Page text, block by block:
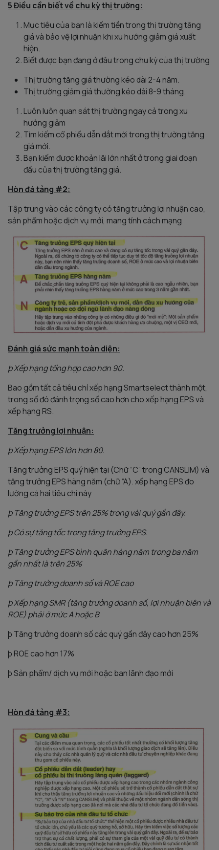
5 Điều cần biết về chu kỳ thị trường:
Mục tiêu của bạn là kiếm tiền trong thị trường tăng
giá và bảo vệ lợi nhuận khi xu hướng giảm giá xuất
hiện.
Biết được bạn đang ở đâu trong chu kỳ của thị trường
Thị trường tăng giá thường kéo dài 2-4 năm.
Thị trường giảm giá thường kéo dài 8-9 tháng.
Luôn luôn quan sát thị trường ngay cả trong xu
hướng giảm
Tìm kiếm cổ phiếu dẫn dắt mới trong thị trường tăng
giá mới.
Bạn kiếm được khoản lãi lớn nhất ở trong giai đoạn
đầu của thị trường tăng giá.
Hòn đá tảng #2:
Tập trung vào các công ty có tăng trưởng lợi nhuận cao,
sản phẩm hoặc dịch vụ mới, mang tính cách mạng
Đánh giá sức mạnh toàn diện:
þXếp hạng tổng hợp cao hơn 90.
Bao gồm tất cả tiêu chí xếp hạng Smartselect thành một,
trong số đó đánh trọng số cao hơn cho xếp hạng EPS và
xếp hạng RS.
Tăng trưởng lợi nhuận:
þXếp hạng EPS lớn hơn 80.
Tăng trưởng EPS quý hiện tại (Chữ “C” trong CANSLIM) và
tăng trưởng EPS hàng năm (chữ “A). xếp hạng EPS đo
lường cả hai tiêu chí này
þTăng trưởng EPS trên 25% trong vài quý gần đây.
þCó sự tăng tốc trong tăng trưởng EPS.
þTăng trưởng EPS bình quân hàng năm trong ba năm
gần nhất là trên 25%
þTăng trưởng doanh số và ROE cao
þXếp hạng SMR (tăng trưởng doanh số, lợi nhuận biên và
ROE) phải ở mức A hoặc B
þ Tăng trưởng doanh số các quý gần đây cao hơn 25%
þ ROE cao hơn 17%
þ Sản phẩm/ dịch vụ mới hoặc ban lãnh đạo mới
Hòn đá tảng #3: